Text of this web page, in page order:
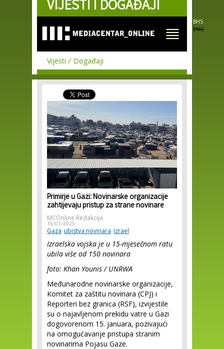
Skip to
main
VIJESTI I DOGAĐAJI
BHS
ENG
Vijesti Događaji
Primirje u Gazi: Novinarske organizacije
zahtijevaju pristup za strane novinare
MCOnline Redakcija
16/01/2025
Gaza ubistva novinara Izrael
Izraelska vojska je u 15-mjesečnom ratu
ubila više od 150 novinara
foto: Khan Younis / UNRWA
Međunarodne novinarske organizacije,
Komitet za zaštitu novinara (CPJ) i
Reporteri bez granica (RSF), izvijestile
su o najavljenom prekidu vatre u Gazi
dogovorenom 15. januara, pozivajući
na omogućavanje pristupa stranim
novinarima Pojasu Gaze.